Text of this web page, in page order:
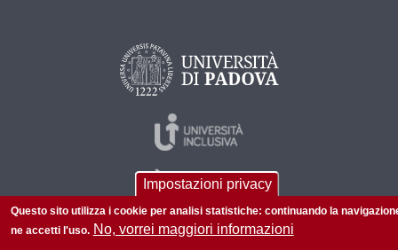
Impostazioni privacy
Questo sito utilizza i cookie per analisi statistiche: continuando la
ne accetti l'uso. No, vorrei maggiori informazioni